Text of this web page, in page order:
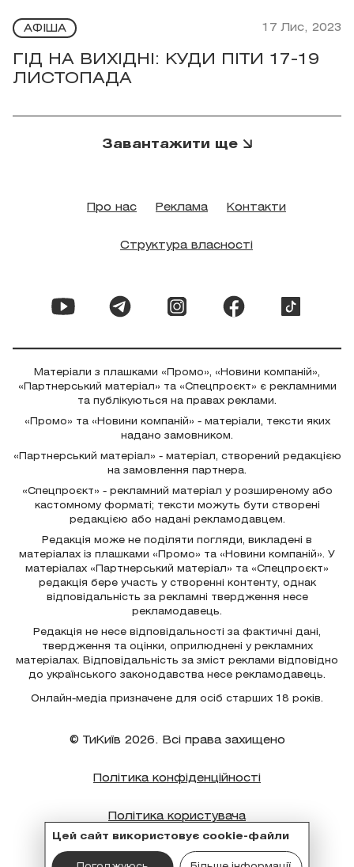
АФІША 17 Лис, 2023
​ГІД НА ВИХІДНІ: КУДИ ПІТИ 17-19
ЛИСТОПАДА
Завантажити ще
Цей сайт використовує cookie-файли
Про нас Реклама Контакти
Структура власності
Матеріали з плашками «Промо», «Новини компаній»,
«Партнерський матеріал» та «Спецпроєкт» є рекламними
та публікуються на правах реклами.
«Промо» та «Новини компаній» - матеріали, тексти яких
надано замовником.
«Партнерський матеріал» - матеріал, створений редакцією
на замовлення партнера.
«Спецпроєкт» - рекламний матеріал у розширеному або
кастомному форматі; тексти можуть бути створені
редакцією або надані рекламодавцем.
Редакція може не поділяти погляди, викладені в
матеріалах із плашками «Промо» та «Новини компаній». У
матеріалах «Партнерський матеріал» та «Спецпроєкт»
редакція бере участь у створенні контенту, однак
відповідальність за рекламні твердження несе
рекламодавець.
Редакція не несе відповідальності за фактичні дані,
твердження та оцінки, оприлюднені у рекламних
матеріалах. Відповідальність за зміст реклами відповідно
до українського законодавства несе рекламодавець.
Онлайн-медіа призначене для осіб старших 18 років.
© ТиКиїв 2026. Всі права захищено
Політика конфіденційності
Політика користувача
Політика cookie